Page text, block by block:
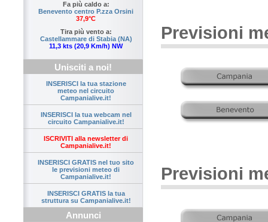
Fa più caldo a:
Benevento centro P.zza Orsini
37,9°C
Tira più vento a:
Castellammare di Stabia (NA)
11,3 kts (20,9 Km/h) NW
Unisciti a noi!
INSERISCI la tua stazione
meteo nel circuito
Campanialive.it!
INSERISCI la tua webcam nel
circuito Campanialive.it!
ISCRIVITI alla newsletter di
Campanialive.it!
INSERISCI GRATIS nel tuo sito
le previsioni meteo di
Campanialive.it!
INSERISCI GRATIS la tua
struttura su Campanialive.it!
Annunci
Previsioni
Previsioni